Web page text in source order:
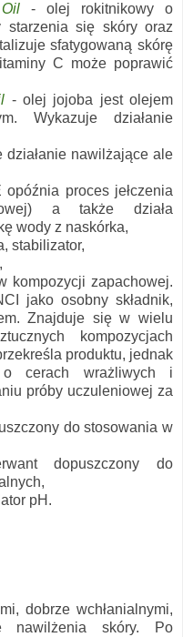
- olej rokitnikowy o
starzenia się skóry oraz
sfatygowaną skórę
C może poprawić
- olej jojoba jest olejem
Wykazuje działanie
działanie nawilżające ale
proces jełczenia
a także działa
wody z naskórka,
stabilizator,
kompozycji zapachowej.
jako osobny składnik,
Znajduje się w wielu
kompozycjach
produktu, jednak
cerach wrażliwych i
próby uczuleniowej za
do stosowania w
dopuszczony do
pH.
dobrze wchłanialnymi,
nawilżenia skóry. Po